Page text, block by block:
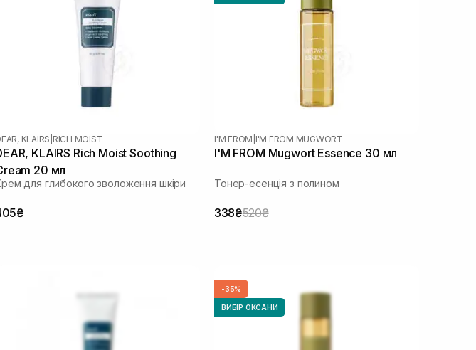
KLAIRS RICH MOIST
KLAIRS Rich Moist Soothing
20 мл
для глибокого зволоження шкіри
I'M FROM I'M FROM MUGWORT
I'M FROM Mugwort Essence 30 мл
Тонер-есенція з полином
338₴520₴
-35%
ВИБІР ОКСАНИ